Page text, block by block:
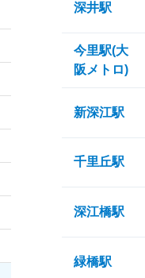
深井駅
今里駅(大
阪メトロ)
新深江駅
千里丘駅
深江橋駅
緑橋駅